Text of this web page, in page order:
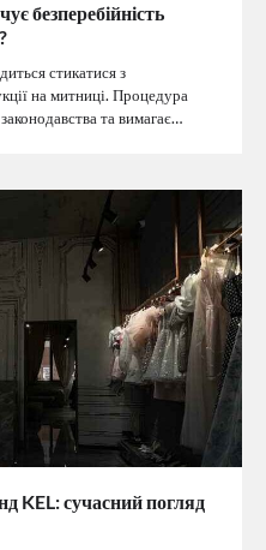
безперебійність
стикатися з
на митниці. Процедура
та вимагає…
KEL: сучасний погляд